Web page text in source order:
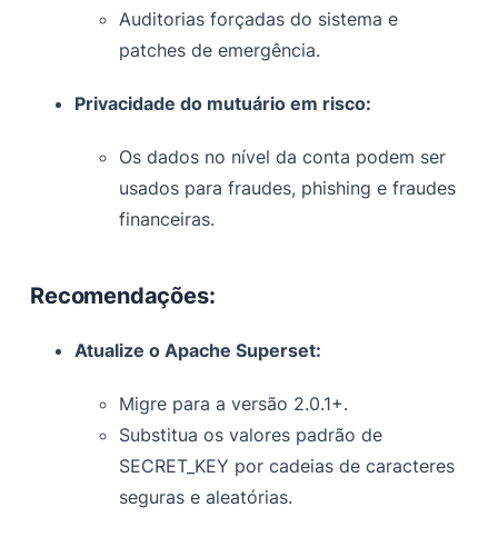
Auditorias forçadas do sistema e
patches de emergência.
Privacidade do mutuário em risco:
Os dados no nível da conta podem ser
usados para fraudes, phishing e fraudes
financeiras.
Recomendações:
Atualize o Apache Superset:
Migre para a versão 2.0.1+.
Substitua os valores padrão de
SECRET_KEY por cadeias de caracteres
seguras e aleatórias.